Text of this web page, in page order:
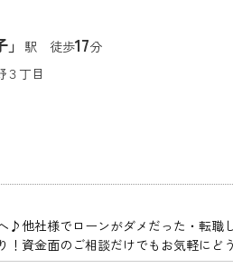
駅 徒歩17分
３丁目
♪他社様でローンがダメだった・転職